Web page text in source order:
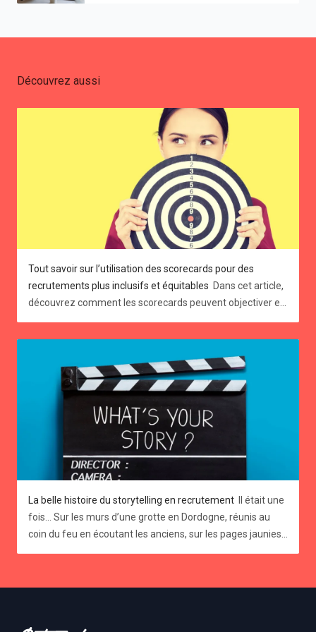
Music . 💌 Abonnez-vous à notre newsletter
d’experts RH 📢 Découvrez tous les services
aussi nous contacter : amelie@betuned.be ou
Découvrez aussi
Tout savoir sur l’utilisation des scorecards pour des
recrutements plus inclusifs et équitables Dans cet article, découvrez comment les scorecards peuvent objectiver et accélérer vos recrutements tout en favorisant l'inclusion et la diversité. La scorecard est un outil de recrutement qui permet une évaluation objective et donc en théorie plus juste des candidats pour un poste donné. Il s'agit tout simplement d'un tableau à plusieurs entrées ou d'une liste qui facilite l'analyse des profils des candidats pendant et après la phase d'entretien et qui aide à prendre la décision finale d'embauche. Dans cet article vous apprendrez : Ce qu'est une scorecard et ce qu'elle contient Pourquoi c'est un outil précieux pour objectiver et accélérer vos recrutements Les bonnes pratiques pour construire une scorecard et améliorer votre processus de recrutement 34% des entreprises utilisent des scorecards pour leurs recrutements. Dans le secteur de la tech, ce chiffre monte à 56% (SHRM 2022) Qu'est-ce qu'une scorecard ? Il s'agit d'une liste ou d'un tableau, souvent sous forme de document Excel, qui récapitule les compétences et les qualités requises pour réussir dans le poste pour lequel vous recrutez, ainsi que les résultats attendus en termes de performance. Chaque critère fait ensuite l'objet d'une note selon un barème prédéfini. La scorecard est utilisée pendant le processus de recrutement pour évaluer les candidats de manière objective et comparer leurs compétences et leurs expériences. Elle permet également de suivre la performance des employés une fois qu'ils sont en poste, en leur fixant des objectifs clairs et en mesurant leur progression par rapport à ces objectifs. Enfin, la scorecard peut être utilisée pour identifier les besoins de formation et de développement des employés et pour aligner les objectifs individuels avec les objectifs de l'entreprise. 💡 La scorecard représente le document de référence pour vos besoins en recrutement. Elle définit précisément vos besoins, guide votre recherche de candidats et oriente vos entretiens. Ce document est votre allié tout au long du processus de recrutement, vous aidant à avancer dans la bonne direction. On pourrait la comparer à la boussole du recruteur. Pourquoi utiliser une scorecard pour vos recrutements ? L'utilisation d'une scorecard présente plusieurs avantages pour les recruteurs et les entreprises avec en filigrane cette idée de neutralité et d'objectivité introduite au sein du processus de recrutement. Objectivité : la scorecard permet de définir des critères d'évaluation clairs et objectifs, ce qui réduit les biais et les préjugés dans le processus de recrutement. Efficacité : en définissant clairement les attentes et les critères d'évaluation, la scorecard permet de gagner du temps et de l'énergie dans le processus de recrutement. Alignement : la scorecard permet de s'assurer que toutes les parties prenantes (recruteurs, managers, candidats) ont une compréhension commune des attentes et des exigences pour le poste. Amélioration continue : en utilisant une scorecard, vous pouvez mesurer la performance des candidats et identifier les domaines à améliorer dans le processus de recrutement. C’est un excellent outil de feedback sur le long terme. 75% des candidats ont une meilleure opinion des entreprises qui utilisent un processus de recrutement transparent et objectif. (Glassdoor) Comment construire votre première scorecard ? Si vous n’avez jamais utilisé de scorecard, commencez par un poste sur lequel vous recrutez souvent ou qui ne représente pas un immense enjeu. Cela vous permettra de vous rôder par la suite en élaborant des scorecard plus complexes et personnalisés. Pour construire une scorecard efficace, suivez ces quelques étapes : Définissez la mission : commencez par définir clairement la mission du poste, en expliquant en quelques phrases, les objectifs à court et à long terme, les responsabilités clés et les résultats attendus. Les résultats attendus : entre 5 et 10 objectifs mesurables et chiffrés Identifiez les compétences clés : déterminez les compétences nécessaires pour réussir dans le poste. Utilisez des données concrètes et des exemples pour illustrer chaque compétence attendue. Ensuite, passez à l’étape “notation / évaluation” Définissez les critères d'évaluation : pour chaque compétence, définissez des critères d'évaluation clairs et mesurables. Utilisez une échelle de notation (par exemple de 0 à 5) pour faciliter la comparaison entre les candidats. Déterminez les pondérations : attribuez une pondération à chaque critère d'évaluation en fonction de son importance pour le poste. Testez et ajustez : utilisez la scorecard dans votre processus de recrutement et mesurez la performance des candidats. Utilisez les feedbacks pour ajuster la scorecard et améliorer son efficacité. 👍 L’essentiel : La scorecard permet au recruteur de se concentrer sur les critères objectifs définis dans l'offre d'emploi, évitant ainsi d'être influencé par son intuition ou tenté de recruter sur un coup de cœur. Cette approche garantit une évaluation initiale plus impartiale, laissant place à une évaluation plus subjective du "culture fit" ou du "team fit" par la suite. 👍 Au fur et à mesure, vous allez pouvoir ajuster et personnaliser vos propres scorecards. En général, les recruteurs utilisent une scorecard spécifique pour chaque type de poste. Quels sont les avantages de l'utilisation d'une scorecard dans votre processus de recrutement ? Se forcer à définir les vrais besoins pour chaque poste 🎯 Que vous soyez recruteur ou manager, il est essentiel de prendre le temps de réfléchir aux vrais besoins avant d'entamer un processus de recrutement. 💡 La scorecard vous oblige à ne pas négliger cette étape cruciale en vous forçant à définir clairement les compétences et les qualités requises pour réussir dans le poste pour lequel vous recrutez, ainsi que les objectifs et les résultats attendus. Votre mission consiste à analyser en profondeur le poste à pourvoir, en prenant en compte les compétences requises, les diplômes, les soft-skills, les expériences passées avec les parties prenantes et les membres de l'équipe qui accueilleront le nouveau collaborateur. Pour cela, interrogez les membres de l'équipe future et les managers pour obtenir autant de détails que possible sur le profil recherché. Ensuite, réalisez l'exercice suivant : Pouvez-vous décrire en deux ou trois phrases courtes la mission de votre futur collaborateur ? Êtes-vous capable de lister cinq objectifs qu'il doit atteindre ? Quels sont les cinq indicateurs clés de performance (KPI) que vous utiliserez pour évaluer votre prochaine recrue après six mois, un an, deux ans ? Cet exercice vous permettra de définir clairement les attentes pour le poste à pourvoir et de vous assurer que vous recrutez la bonne personne pour le poste. Il vous permettra également de suivre la performance de votre nouveau collaborateur et de l'aider à progresser dans son poste. Recruter de manière impartiale et inclusive 🙈 L'objectif principal de l'utilisation de la scorecard est d'assurer une évaluation juste et objective de tous les candidats. Chaque candidat est évalué selon les mêmes critères, avec une question spécifique pour chaque critère, défini à l'avance dans la scorecard, ce qui permet une comparaison systématique de toutes les réponses. 🔥 La scorecard est devenue un outil essentiel dans de nombreuses entreprises, favorisant l'inclusion et la diversité des équipes. Aux États-Unis, de nombreuses entreprises utilisent systématiquement les scorecards pour se protéger contre les accusations de partialité de la part des candidats, et ainsi promouvoir une culture de travail plus juste et équitable. Par exemple, pour évaluer les compétences d'un responsable d'agence, vous pourriez lui poser les questions suivantes : Comment gérez-vous les performances de votre équipe pour atteindre les objectifs fixés ? Comment assurez-vous la satisfaction et la fidélisation des clients de votre agence ? Quelles stratégies mettez-vous en place pour stimuler la croissance et le développement de votre agence ? Comment gérez-vous les aspects opérationnels et administratifs de votre agence pour garantir son bon fonctionnement au quotidien ? Pour chaque compétence requise, vous devrez inclure une échelle de notation pour évaluer le niveau de maîtrise. Voici un exemple : Gestion d'équipe : 1 (aucune expérience) 2 (débutant) 3 (intermédiaire) 4 (avancé) 5 (expert) → Ensuite, vous pouvez comparer les évaluations de votre scorecard aux résultats des entretiens techniques et aux notes attribuées par les autres membres de l'équipe ayant rencontré le candidat. Renforcer votre marque employeur 💪 Un processus de recrutement bien structuré et transparent renforce la confiance des candidats et contribue à une perception positive de votre entreprise. En adoptant la scorecard, vous montrez l'engagement de votre entreprise envers l'équité et la transparence dans le processus de recrutement. Cela témoigne de votre volonté de donner à tous les candidats des chances égales. De plus, la scorecard constitue un outil précieux pour fournir des feedbacks détaillés et utiles aux candidats à la fin de chaque entretien, renforçant ainsi l'engagement de votre entreprise envers une communication ouverte et constructive. Suivi et développement des collaborateurs 💹 Une fois qu'un collaborateur est intégré avec succès, la scorecard devient un outil essentiel pour assurer un suivi à long terme de son évolution au sein de l'entreprise. → La scorecard est particulièrement utile lors des entretiens annuels d'évaluation, permettant de vérifier si les objectifs fixés ont été atteints et si la mission est correctement exécutée. La scorecard offre ainsi une vision claire de l'évolution et des performances du collaborateur au fil du temps, tant pour le recruteur que pour le manager. De plus, elle permet de se livrer à un auto-feedback occasionnel, en analysant par exemple les raisons du départ d'un collaborateur après six mois ou les raisons pour lesquelles un autre demande une promoti
La belle histoire du storytelling en recrutement
Il était une
fois… Sur les murs d’une grotte en Dordogne, réunis au
coin du feu en écoutant les anciens, sur les pages jaunies